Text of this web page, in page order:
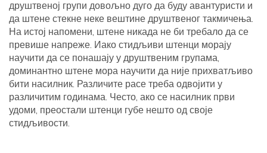
друштвеној групи довољно дуго да буду авантуристи и
да штене стекне неке вештине друштвеног такмичења.
На истој напомени, штене никада не би требало да се
превише напреже. Иако стидљиви штенци морају
научити да се понашају у друштвеним групама,
доминантно штене мора научити да није прихватљиво
бити насилник. Различите расе треба одвојити у
различитим годинама. Често, ако се насилник први
удоми, преостали штенци губе нешто од своје
стидљивости.